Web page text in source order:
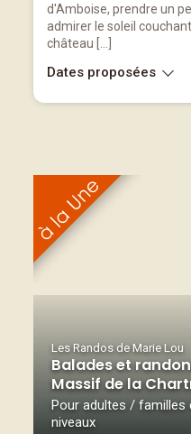
d'Amboise, prendre un
admirer le soleil
château […]
Dates proposées
Les Randos de Marie Lou
Balades et
Massif de la
Pour adultes / familles
niveaux